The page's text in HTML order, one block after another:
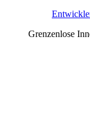
Grenzenlose